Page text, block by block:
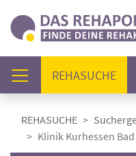
REHASUCHE
REHASUCHE
Klinik Kurhessen